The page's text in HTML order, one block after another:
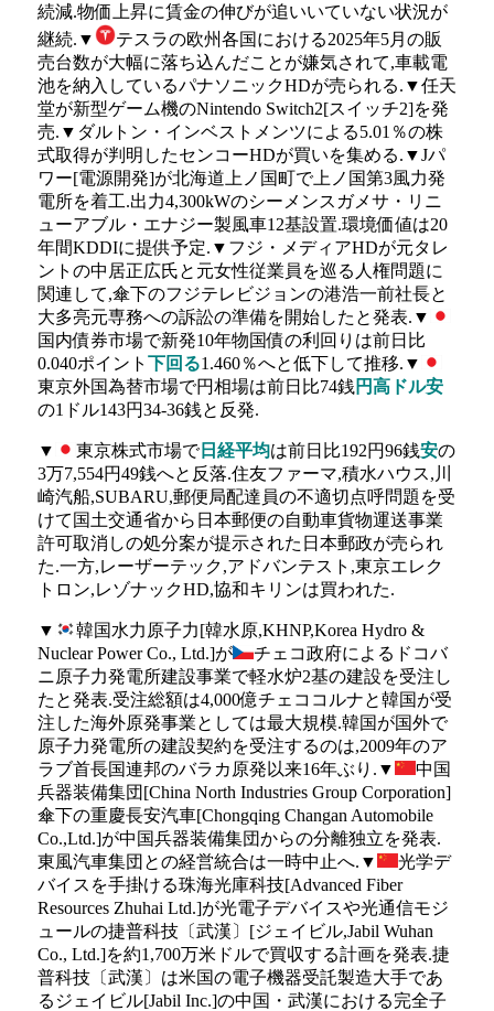
続減.物価上昇に賃金の伸びが追いいていない状況が
継続.▼
テスラの欧州各国における2025年5月の販
売台数が大幅に落ち込んだことが嫌気されて,車載電
池を納入しているパナソニックHDが売られる.▼任天
堂が新型ゲーム機のNintendo Switch2[スイッチ2]を発
売.▼ダルトン・インベストメンツによる5.01％の株
式取得が判明したセンコーHDが買いを集める.▼Jパ
ワー[電源開発]が北海道上ノ国町で上ノ国第3風力発
電所を着工.出力4,300kWのシーメンスガメサ・リニ
ューアブル・エナジー製風車12基設置.環境価値は20
年間KDDIに提供予定.▼フジ・メディアHDが元タレ
ントの中居正広氏と元女性従業員を巡る人権問題に
関連して,傘下のフジテレビジョンの港浩一前社長と
大多亮元専務への訴訟の準備を開始したと発表.▼
国内債券市場で新発10年物国債の利回りは前日比
0.040ポイント 下回る1.460％へと低下して推移.▼
東京外国為替市場で円相場は前日比74銭 円高ドル安
の1ドル143円34-36銭と反発.
▼ 東京株式市場で日経平均は前日比192円96銭安の
3万7,554円49銭へと反落.住友ファーマ,積水ハウス,川
崎汽船,SUBARU,郵便局配達員の不適切点呼問題を受
けて国土交通省から日本郵便の自動車貨物運送事業
許可取消しの処分案が提示された日本郵政が売られ
た.一方,レーザーテック,アドバンテスト,東京エレク
トロン,レゾナックHD,協和キリンは買われた.
▼
韓国水力原子力[韓水原,KHNP,Korea Hydro &
Nuclear Power Co., Ltd.]が
チェコ政府によるドコバ
ニ原子力発電所建設事業で軽水炉2基の建設を受注し
たと発表.受注総額は4,000億チェココルナと韓国が受
注した海外原発事業としては最大規模.韓国が国外で
原子力発電所の建設契約を受注するのは,2009年のア
ラブ首長国連邦のバラカ原発以来16年ぶり.▼
中国
兵器装備集団[China North Industries Group Corporation]
傘下の重慶長安汽車[Chongqing Changan Automobile
Co.,Ltd.]が中国兵器装備集団からの分離独立を発表.
東風汽車集団との経営統合は一時中止へ.▼
光学デ
バイスを手掛ける珠海光庫科技[Advanced Fiber
Resources Zhuhai Ltd.]が光電子デバイスや光通信モジ
ュールの捷普科技〔武漢〕[ジェイビル,Jabil Wuhan
Co., Ltd.]を約1,700万米ドルで買収する計画を発表.捷
普科技〔武漢〕は米国の電子機器受託製造大手であ
るジェイビル[Jabil Inc.]の中国・武漢における完全子